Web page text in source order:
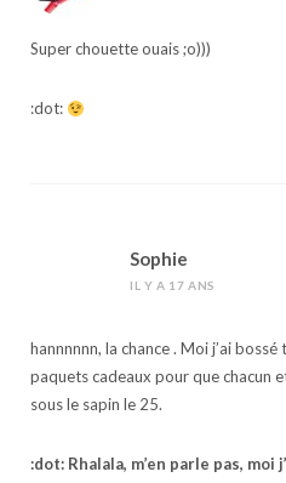
Super chouette ouais ;o)))
:dot:
Sophie
IL Y A 17 ANS
hannnnnn, la chance . Moi j’ai
paquets cadeaux pour que chacun
sous le sapin le 25.
:dot: Rhalala, m’en parle pas, moi